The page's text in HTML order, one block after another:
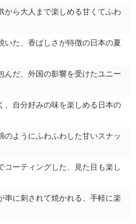
から大人まで楽しめる甘くてふわ
いた、香ばしさが特徴の日本の夏
んだ、外国の影響を受けたユニー
、自分好みの味を楽しめる日本の
のようにふわふわした甘いスナッ
コーティングした、見た目も楽し
串に刺されて焼かれる、手軽に楽